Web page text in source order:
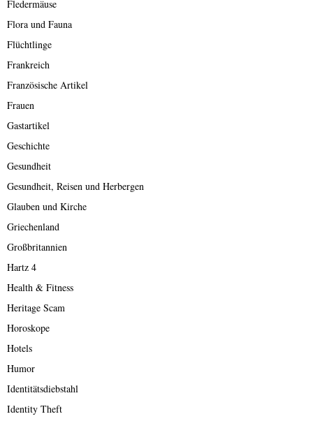
Fledermäuse
Flora und Fauna
Flüchtlinge
Frankreich
Französische Artikel
Frauen
Gastartikel
Geschichte
Gesundheit
Gesundheit, Reisen und Herbergen
Glauben und Kirche
Griechenland
Großbritannien
Hartz 4
Health & Fitness
Heritage Scam
Horoskope
Hotels
Humor
Identitätsdiebstahl
Identity Theft